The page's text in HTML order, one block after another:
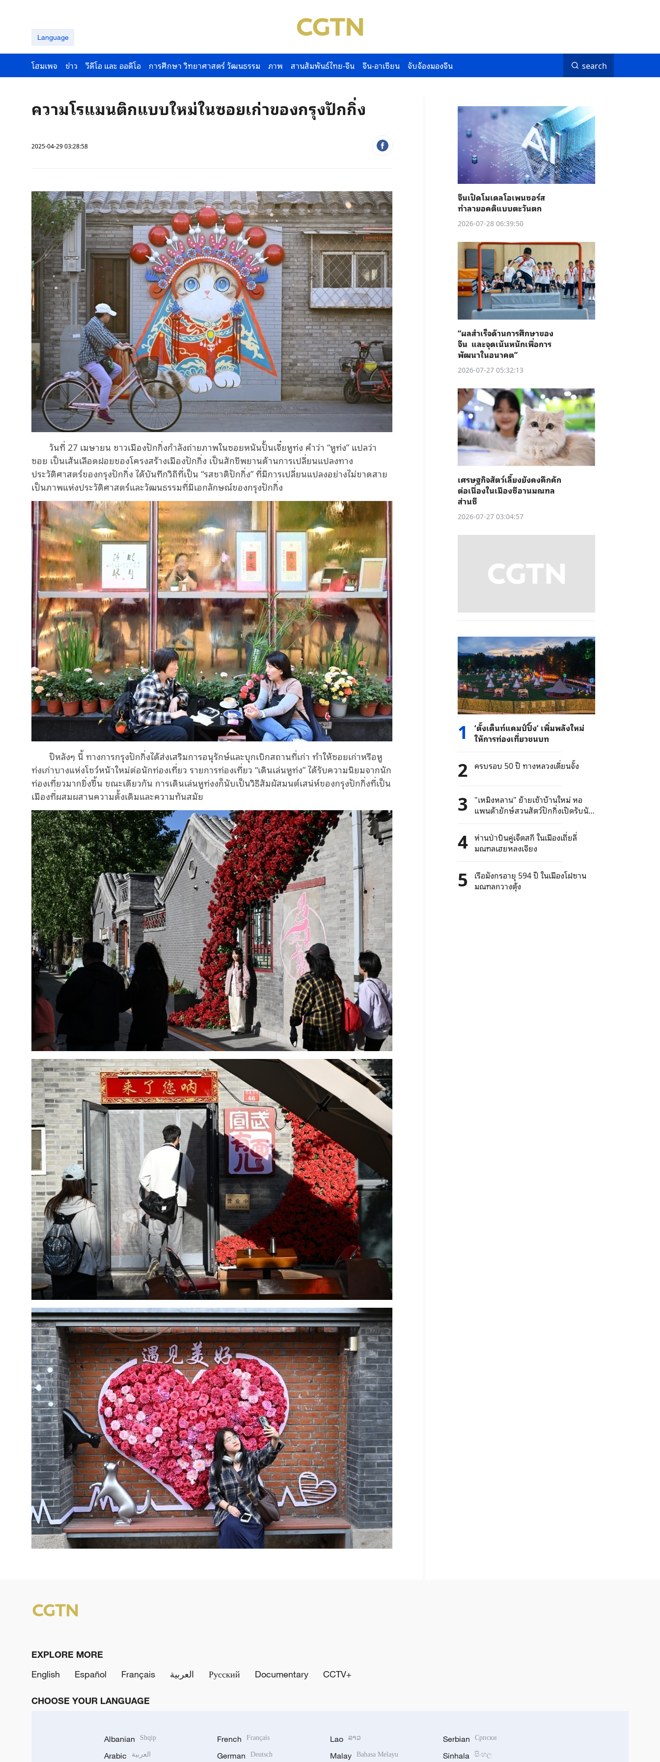
Language
โฮมเพจ ข่าว วีดีโอ และ ออดีโอ การศึกษา วิทยาศาสตร์ วัฒนธรรม ภาพ สานสัมพันธ์ไทย-จีน จีน-อาเซียน จับจ้องมองจีน search
ความโรแมนติกแบบใหม่ในซอยเก่าของกรุงปักกิ่ง
2025-04-29 03:28:58
วันที่ 27 เมษายน ชาวเมืองปักกิ่งกำลังถ่ายภาพในซอยหนันปั้นเจี๋ยหูท่ง คำว่า “หูท่ง” แปลว่า
ซอย เป็นเส้นเลือดฝอยของโครงสร้างเมืองปักกิ่ง เป็นสักขีพยานด้านการเปลี่ยนแปลงทาง
ประวัติศาสตร์ของกรุงปักกิ่ง ได้บันทึกวิถีที่เป็น “รสชาติปักกิ่ง” ที่มีการเปลี่ยนแปลงอย่างไม่ขาดสาย
เป็นภาพแห่งประวัติศาสตร์และวัฒนธรรมที่มีเอกลักษณ์ของกรุงปักกิ่ง
ปีหลังๆ นี้ ทางการกรุงปักกิ่งได้ส่งเสริมการอนุรักษ์และบุกเบิกสถานที่เก่า ทำให้ซอยเก่าหรือหู
ท่งเก่าบางแห่งโชว์หน้าใหม่ต่อนักท่องเที่ยว รายการท่องเที่ยว “เดินเล่นหูท่ง” ได้รับความนิยมจากนัก
ท่องเที่ยวมากยิ่งขึ้น ขณะเดียวกัน การเดินเล่นหูท่งงก็นับเป็นวิธีสัมผัสมนต์เสน่ห์ของกรุงปักกิ่งที่เป็น
เมืองที่ผสมผสานความดั้งเดิมและความทันสมัย
จีนเปิดโมเดลโอเพนซอร์ส
ทำลายอคติแบบตะวันตก
2026-07-28 06:39:50
“ผลสำเร็จด้านการศึกษาของ
จีน และจุดเน้นหนักเพื่อการ
พัฒนาในอนาคต”
2026-07-27 05:32:13
เศรษฐกิจสัตว์เลี้ยงยังคงคึกคัก
ต่อเนื่องในเมืองซีอานมณฑล
ส่านซี
2026-07-27 03:04:57
1
‘ตั้งเต็นท์แคมป์ปิ้ง’ เพิ่มพลังใหม่
ให้การท่องเที่ยวชนบท
2 ครบรอบ 50 ปี ทางหลวงเตี่ยนจั้ง
3 "เหมิงหลาน" ย้ายเข้าบ้านใหม่ หอ
แพนด้ายักษ์สวนสัตว์ปักกิ่งเปิดรับนัก
ท่องเที่ยว
4 ห่านป่าบินคู่เจ็ตสกี ในเมืองเถี่ยลี่
มณฑลเฮยหลงเจียง
5
เรือมังกรอายุ 594 ปี ในเมืองโฝซาน
มณฑลกวางตุ้ง
EXPLORE MORE
English
Español Français العربية Русский Documentary CCTV+
CHOOSE YOUR LANGUAGE
Albanian Shqip
Arabic العربية
French Français
German Deutsch
Lao ລາວ
Malay Bahasa Melayu
Serbian Српски
Sinhala සිංහල